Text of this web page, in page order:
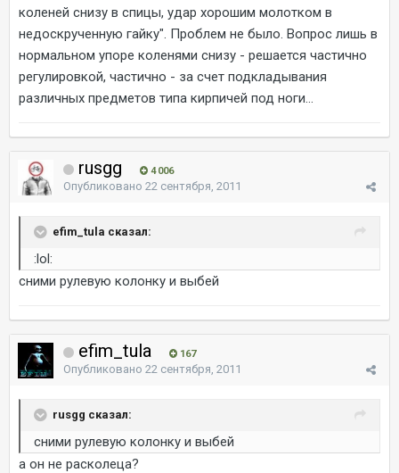
коленей снизу в спицы, удар хорошим молотком в
недоскрученную гайку". Проблем не было. Вопрос лишь в
нормальном упоре коленями снизу - решается частично
регулировкой, частично - за счет подкладывания
различных предметов типа кирпичей под ноги...
rusgg 4 006
Опубликовано 22 сентября, 2011
efim_tula сказал:
:lol:
сними рулевую колонку и выбей
efim_tula 167
Опубликовано 22 сентября, 2011
rusgg сказал:
сними рулевую колонку и выбей
а он не расколеца?